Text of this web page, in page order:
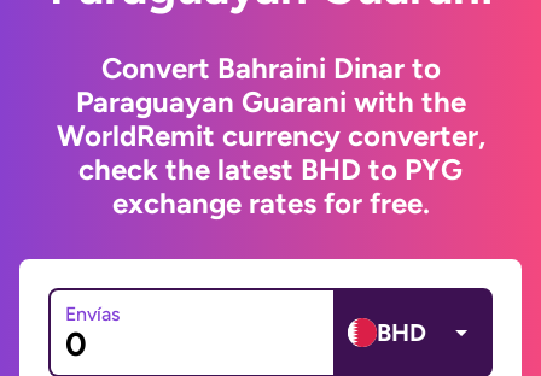
Convert Bahraini Dinar to
Paraguayan Guarani with the
WorldRemit currency converter,
check the latest BHD to PYG
exchange rates for free.
Envías
BHD